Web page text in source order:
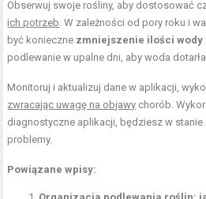
Obserwuj swoje rośliny, aby dostosować
ich potrzeb. W zależności od pory roku i
być konieczne zmniejszenie ilości wody
podlewanie w upalne dni, aby woda
Monitoruj i aktualizuj dane w aplikacji,
zwracając uwagę na objawy chorób.
diagnostyczne aplikacji, będziesz w
problemy.
Powiązane wpisy: